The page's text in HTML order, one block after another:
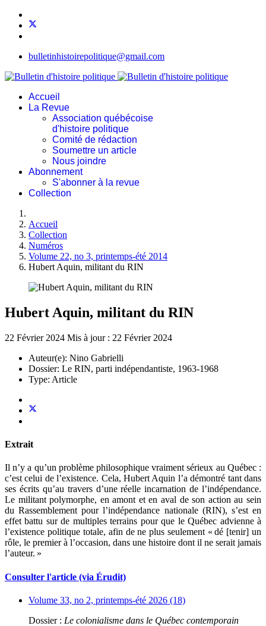
bulletinhistoirepolitique@gmail.com
Accueil
La Revue
Association québécoise
d'histoire politique
Comité de rédaction
Soumettre un article
Nous joindre
Abonnement
S'abonner à la revue
Collection
Accueil
Collection
Numéros
Volume 22, no 3, printemps-été 2014
Hubert Aquin, militant du RIN
Hubert Aquin, militant du RIN
22 Février 2024 Mis à jour : 22 Février 2024
Auteur(e): Nino Gabrielli
Dossier: Le RIN, parti indépendantiste, 1963-1968
Type: Article
Extrait
Il n’y a qu’un problème philosophique vraiment sérieux au Québec :
c’est celui de l’existence. Cela, Hubert Aquin l’a démontré tant dans
ses écrits qu’au travers d’une réelle incarnation de l’indépendance.
Le militant polymorphe, en amont et en aval de son action au sein
du Rassemblement pour l’indépendance nationale (RIN), s’est en
effet battu sur de multiples terrains pour que le Québec advienne à
l’existence politique totale, afin de ne plus seulement « dé [tenir] un
rôle, le premier à l’occasion, dans une histoire dont il ne serait jamais
l’auteur. »
Consulter l'article (via Érudit)
Volume 33, no 2, printemps-été 2026 (18)
Dossier : Le colonialisme dans le Québec contemporain